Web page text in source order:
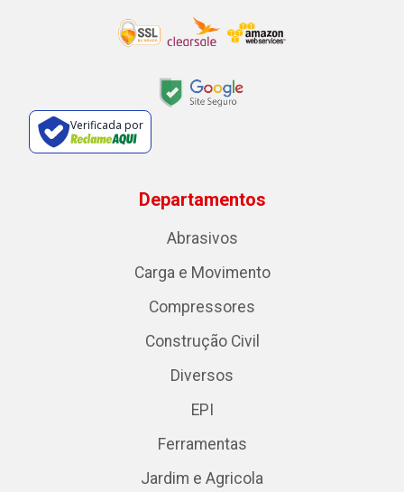
Verificada por
Departamentos
Abrasivos
Carga e Movimento
Compressores
Construção Civil
Diversos
EPI
Ferramentas
Jardim e Agricola